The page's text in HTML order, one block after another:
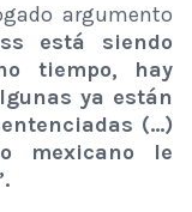
argumento
está siendo
tiempo, hay
ya están
(…)
mexicano le